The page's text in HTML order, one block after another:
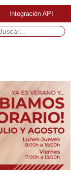
Integración API